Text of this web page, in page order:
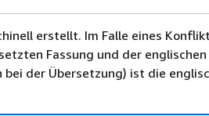
erstellt. Im Falle eines
Fassung und der englischen
der Übersetzung) ist die